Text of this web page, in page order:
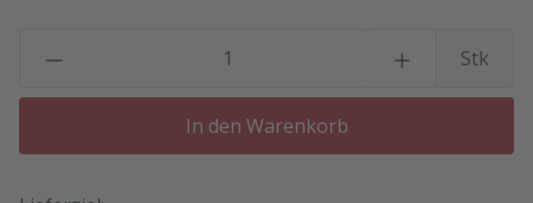
Stk
In den Warenkorb